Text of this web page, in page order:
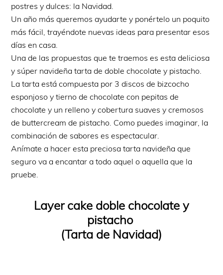
postres y dulces: la Navidad.
Un año más queremos ayudarte y ponértelo un poquito
más fácil, trayéndote nuevas ideas para presentar esos
días en casa.
Una de las propuestas que te traemos es esta deliciosa
y súper navideña tarta de doble chocolate y pistacho.
La tarta está compuesta por 3 discos de bizcocho
esponjoso y tierno de chocolate con pepitas de
chocolate y un relleno y cobertura suaves y cremosos
de buttercream de pistacho. Como puedes imaginar, la
combinación de sabores es espectacular.
Anímate a hacer esta preciosa tarta navideña que
seguro va a encantar a todo aquel o aquella que la
pruebe.
Layer cake doble chocolate y
pistacho
(Tarta de Navidad)